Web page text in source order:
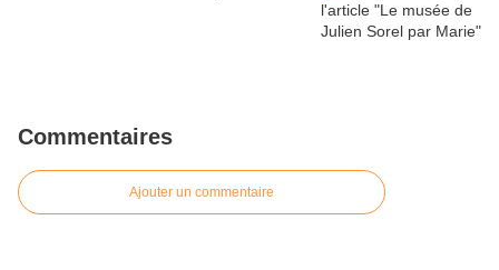
Commentaires
Ajouter un commentaire